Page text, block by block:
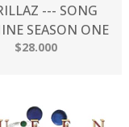
--- SONG
SEASON ONE
$28.000